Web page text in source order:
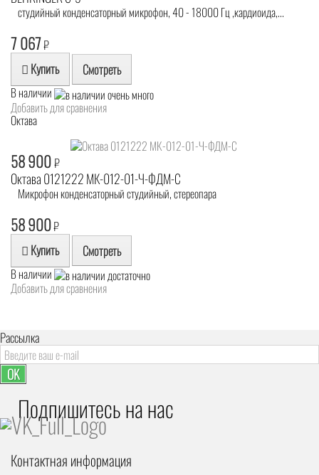
студийный конденсаторный микрофон, 40 - 18000 Гц ,кардиоида,...
7 067₽
Купить Смотреть
В наличии
Добавить для сравнения
Октава
58 900₽
Октава 0121222 МК-012-01-Ч-ФДМ-С
Микрофон конденсаторный студийный, стереопара
58 900₽
Купить Смотреть
В наличии
Добавить для сравнения
Рассылка
OK
Подпишитесь на наc
Контактная информация